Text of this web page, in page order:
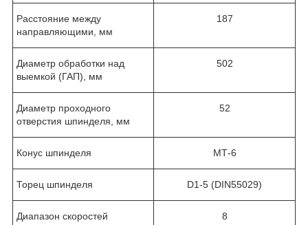
Расстояние между
направляющими, мм
187
Диаметр обработки над
выемкой (ГАП), мм
502
Диаметр проходного
отверстия шпинделя, мм
52
Конус шпинделя МТ-6
Торец шпинделя D1-5 (DIN55029)
Диапазон скоростей
8